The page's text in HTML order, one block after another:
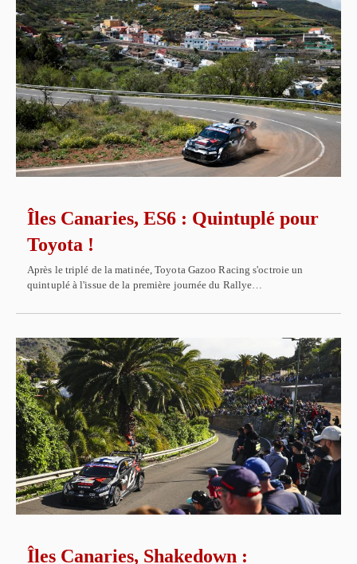
Îles Canaries, ES6 : Quintuplé pour
Toyota !
Après le triplé de la matinée, Toyota Gazoo Racing s'octroie un
quintuplé à l'issue de la première journée du Rallye…
Îles Canaries, Shakedown :